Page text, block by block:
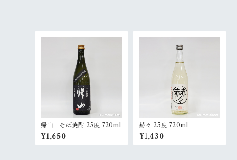
帰山 そば焼酎 25度 720ml
¥1,650
赫々 25度 720ml
¥1,430